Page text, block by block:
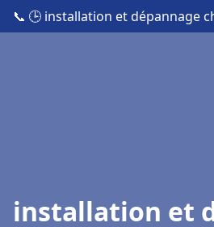
📞 🕒 installation et dépannage
installation et